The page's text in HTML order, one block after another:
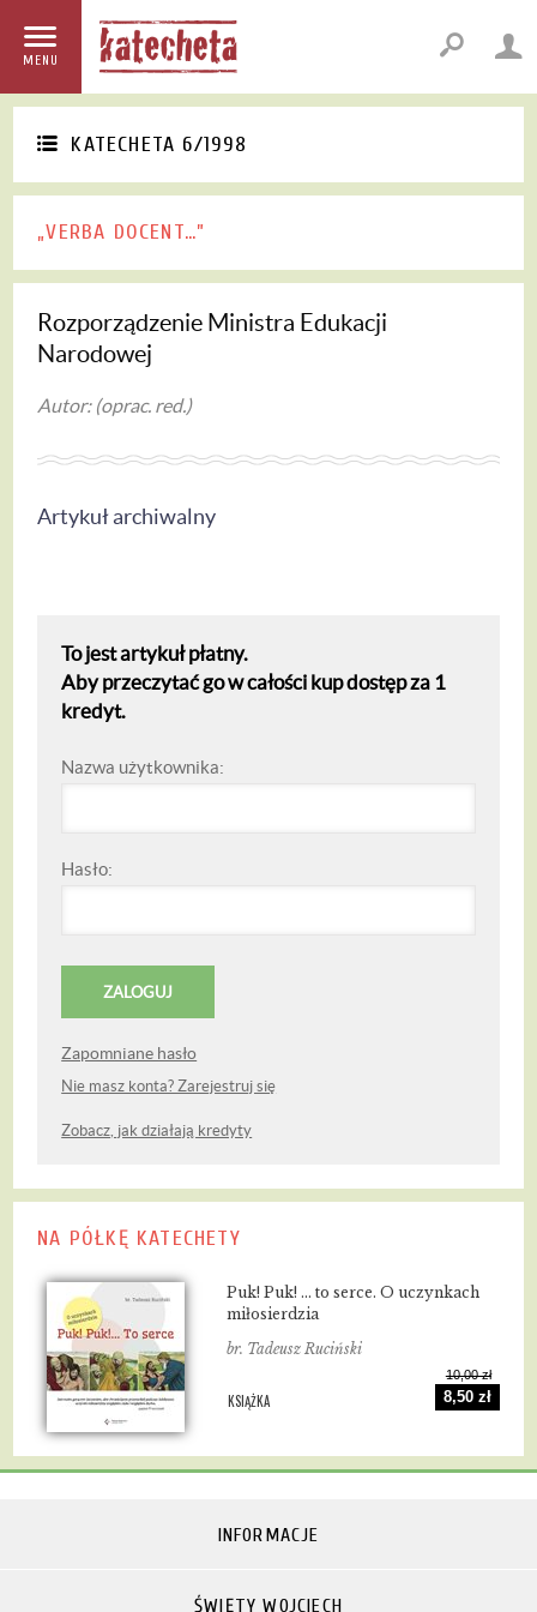
MENU
KATECHETA 6/1998
„VERBA DOCENT…”
Rozporządzenie Ministra Edukacji
Narodowej
Autor: (oprac. red.)
Artykuł archiwalny
To jest artykuł płatny.
Aby przeczytać go w całości kup dostęp za 1
kredyt.
Nazwa użytkownika:
Hasło:
Zapomniane hasło
Nie masz konta? Zarejestruj się
Zobacz, jak działają kredyty
NA PÓŁKĘ KATECHETY
Puk! Puk! ... to serce. O uczynkach
miłosierdzia
br. Tadeusz Ruciński
KSIĄŻKA
10,00 zł
8,50 zł
INFORMACJE
ŚWIĘTY WOJCIECH